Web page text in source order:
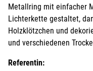
Metallring mit einfacher
Lichterkette gestaltet,
Holzklötzchen und
und verschiedenen
Referentin: